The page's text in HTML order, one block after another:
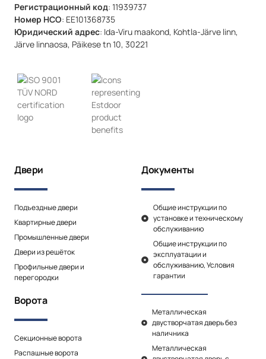
Регистрационный код: 11939737
Номер НСО: EE101368735
Юридический адрес: Ida-Viru maakond, Kohtla-Järve linn,
Järve linnaosa, Päikese tn 10, 30221
Двери
Подъездные двери
Квартирные двери
Промышленные двери
Двери из решёток
Профильные двери и
перегородки
Ворота
Секционные ворота
Распашные ворота
Документы
Общие инструкции по
установке и техническому
обслуживанию
Общие инструкции по
эксплуатации и
обслуживанию, Условия
гарантии
Металлическая
двустворчатая дверь без
наличника
Металлическая